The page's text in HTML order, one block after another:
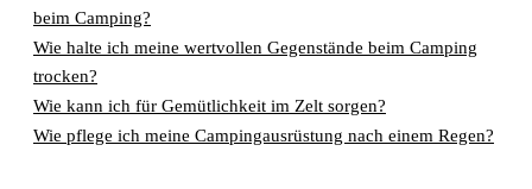
beim Camping?
Wie halte ich meine wertvollen Gegenstände beim Camping
trocken?
Wie kann ich für Gemütlichkeit im Zelt sorgen?
Wie pflege ich meine Campingausrüstung nach einem Regen?